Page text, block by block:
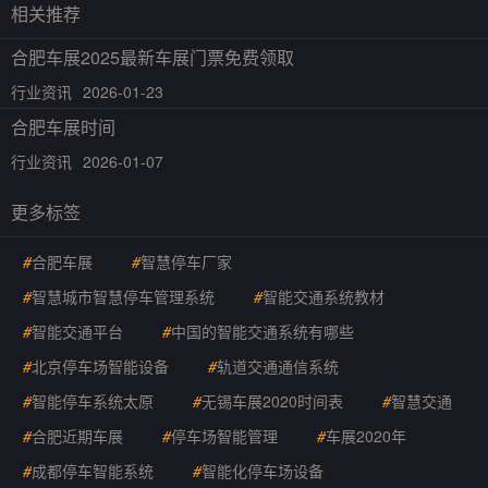
相关推荐
合肥车展2025最新车展门票免费领取
行业资讯 2026-01-23
合肥车展时间
行业资讯 2026-01-07
更多标签
#合肥车展 #智慧停车厂家
#智慧城市智慧停车管理系统 #智能交通系统教材
#智能交通平台 #中国的智能交通系统有哪些
#北京停车场智能设备 #轨道交通通信系统
#智能停车系统太原 #无锡车展2020时间表 #智慧交通
#合肥近期车展 #停车场智能管理 #车展2020年
#成都停车智能系统 #智能化停车场设备